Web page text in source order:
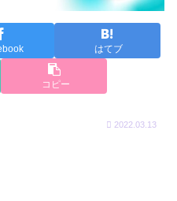
はてブ
コピー
2022.03.13